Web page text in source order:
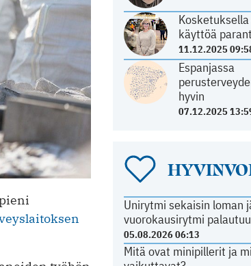
käyttöä
11.12.2025
Espanjassa
hyvin
07.12.2025
Unirytmi sekaisin loman
vuorokausirytmi palautuu
05.08.2026 06:13
Mitä ovat minipillerit ja